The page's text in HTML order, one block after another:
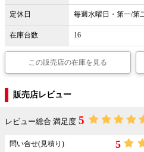
定休日 毎週水曜日・第一/第
在庫台数 16
この販売店の在庫を見る
販売店レビュー
レビュー総合 満足度 5
問い合せ(見積り) 5